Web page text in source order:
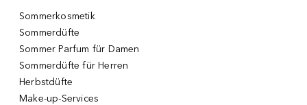
Sommerkosmetik
Sommerdüfte
Sommer Parfum für Damen
Sommerdüfte für Herren
Herbstdüfte
Make-up-Services